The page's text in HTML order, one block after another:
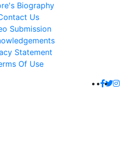
Biography
Us
Submission
Statement
Of Use